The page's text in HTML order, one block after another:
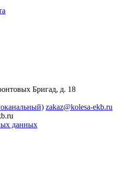
Бригад, д. 18
zakaz@kolesa-ekb.ru
данных